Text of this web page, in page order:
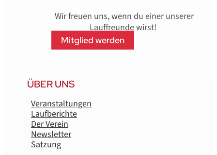
Wir freuen uns, wenn du einer unserer
Lauffreunde wirst!
Mitglied werden
ÜBER UNS
Veranstaltungen
Laufberichte
Der Verein
Newsletter
Satzung